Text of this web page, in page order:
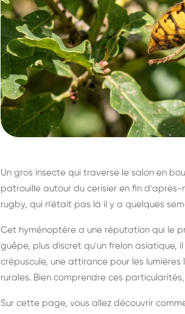
Destruction de nid de
frelons asiatiques :
intervention partout en
France
Un gros insecte qui traverse le salon en
patrouille autour du cerisier en fin
rugby, qui n'était pas là il y a quelques
Cet hyménoptère a une réputation qui le
guêpe, plus discret qu'un frelon asiatique,
crépuscule, une attirance pour les
rurales. Bien comprendre ces
Sur cette page, vous allez découvrir